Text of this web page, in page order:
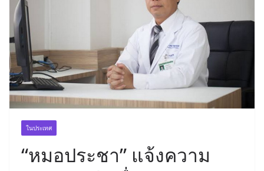
ในประเทศ
“หมอประชา” แจ้งความ